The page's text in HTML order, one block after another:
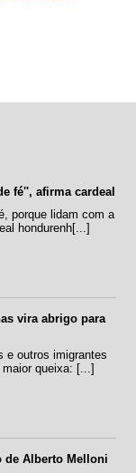
fé'', afirma cardeal
porque lidam com a
hondurenh[...]
vira abrigo para
e outros imigrantes
queixa: [...]
de Alberto Melloni